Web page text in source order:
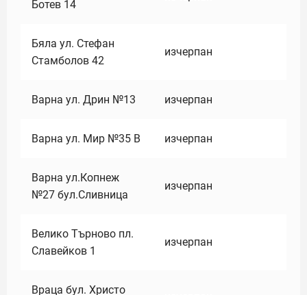
Ботев 14
Бяла ул. Стефан
Стамболов 42
изчерпан
Варна ул. Дрин №13 изчерпан
Варна ул. Мир №35 В изчерпан
Варна ул.Копнеж
№27 бул.Сливница
изчерпан
Велико Търново пл.
Славейков 1
изчерпан
Враца бул. Христо